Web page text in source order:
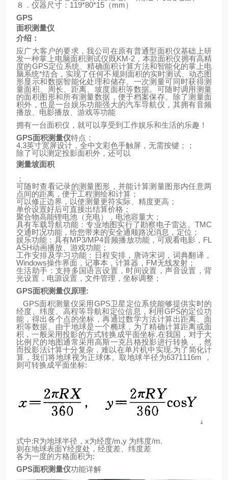
８．仪器尺寸： 119*80*15 （mm）
GPS
面积测量仪
介绍：
应广大客户的要求，我公司在原有普通型面积仪基础上研
发一种掌上电脑面积测试仪既KM-2，本款面积仪拥有高精
度的GPS定位系统、精确面积计算方法和智能化的掌上电
脑系统*结合，实现了任何不规则面积的实时测试、动态图
形显示和数据智能化处理和储存。一次测量可同时获得测
量面积、周长、距离、坡度面积等数据。可随时调用测量
的面积图形和所有测量数据，便于档案保存。除了测量面
积外，也是一台娱乐功能强大的汽车导航仪，其拥有音频
播放、电影播放、游戏等功能
拥有一台面积仪，就可以享受到工作娱乐和生活的乐趣！
GPS面积测量仪特点：
4.3英寸宽屏设计，全中文彩色手触屏，无需按键；；
除了可以测定投影面积外，还可以
测量坡面积
；
可随时查看记录的测量图形，并能计算测量图形内任意两
点间的距离，便于工程测绘和计算；
可以修正边界，以使测量更符实际、精度更高；
单价设置好后可直接出结算价格；
聚合物高能锂电池（充电），电池容量大；
具有车载导航功能：专业地图实行了勘察电子雷达、 TMC
交通时况功能，给您带来的安全通顺路况消息，定位；
娱乐功能：具有MP3/MP4音频播放功能，可观看电影， FL
ASH动画播放、游戏功能；
工作安排及学习功能：日程安排，唐诗宋词，词典翻译，
Windows操作界面，记事本，计算器， FM无线发射；
生活助手：支持多国语言设置，时间设置，声音设置，背
光设置，电源设置，文件管理，坐标调整；
GPS面积测量仪原理:
GPS面积测量仪采用GPS卫星定位系统能够提供实时的
经度、纬度、高程等导航和定位信息，利用GPS的定位功
能，得出各个点的坐标，再通过数学方法计算出距离、面
积等数据。由于地球是一个椭球，为了精确计算距离或面
积，一般采用投影的方式转换成平面坐标.在我国，对于大
比例尺的地图通常采用高斯一克吕格投影进行转换，，然
而投影法计算十分复杂，难以在单片机中实现.为了简化计
算，我们将地球视为正球体。取地球半径为6371116m
，
则可转换成平面坐标:
式中:R为地球半径， x为经度/m,y 为纬度/m.
则 在地球表面Y经度处，经度差、纬度差
各为一度的方格面积为:
GPS面积测量仪功能详解